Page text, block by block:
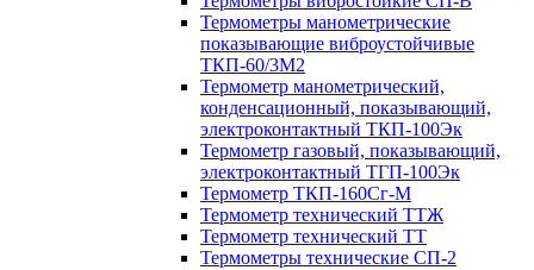
Термометры манометрические
показывающие виброустойчивые
ТКП-60/3М2
Термометр манометрический,
конденсационный, показывающий,
электроконтактный ТКП-100Эк
Термометр газовый, показывающий,
электроконтактный ТГП-100Эк
Термометр ТКП-160Сг-М
Термометр технический ТТЖ
Термометр технический ТТ
Термометры технические СП-2